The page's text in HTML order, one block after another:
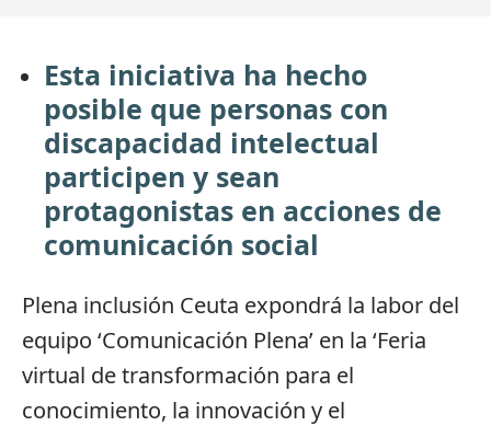
Esta iniciativa ha hecho
posible que personas con
discapacidad intelectual
participen y sean
protagonistas en acciones de
comunicación social
Plena inclusión Ceuta expondrá la labor del
equipo ‘Comunicación Plena’ en la ‘Feria
virtual de transformación para el
conocimiento, la innovación y el